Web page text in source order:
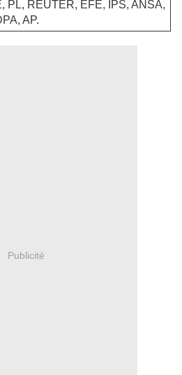
PL, REUTER, EFE, IPS, ANSA,
AP.
Publicité